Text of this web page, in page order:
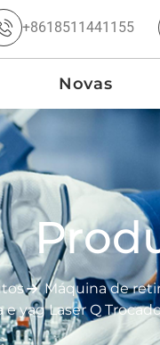
+8618511441155
Novas
Máquina de
yag Laser Q